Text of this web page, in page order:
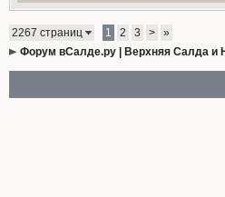
2267 страниц 1 2 3 >
»
Форум вСалде.ру | Верхняя Салда и